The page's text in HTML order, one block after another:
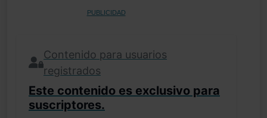
PUBLICIDAD
Contenido para usuarios
registrados
Este contenido es exclusivo para
suscriptores.